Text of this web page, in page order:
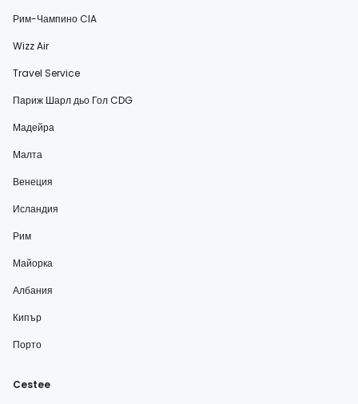
Рим-Чампино CIA
Wizz Air
Travel Service
Париж Шарл дьо Гол CDG
Мадейра
Малта
Венеция
Исландия
Рим
Майорка
Албания
Кипър
Порто
Cestee